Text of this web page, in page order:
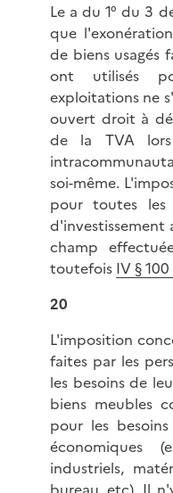
Le a du 1° du 3
que
de biens usagés
ont utilisés
exploitations ne
ouvert droit à
de la TVA
soi-même.
pour toutes les
d'investissement
champ
toutefois IV §
20
L'imposition
faites par les
les besoins de
biens meubles
pour les
économiques
industriels,